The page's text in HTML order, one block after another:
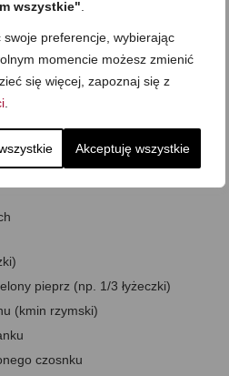
wszystkie"
preferencje, wybierając
momencie możesz zmienić
się więcej, zapoznaj się z
Akceptuję wszystkie
Gulasz z serc
dyni i
pieprz (np. 1/3 łyżeczki)
(kmin rzymski)
czosnku